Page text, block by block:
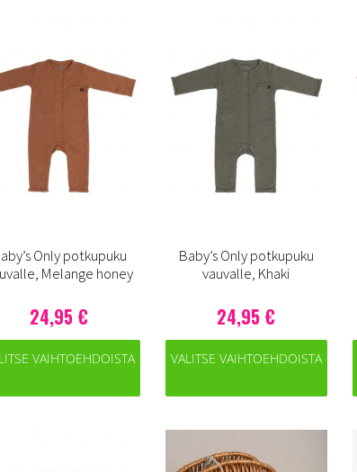
Only potkupuku
Melange honey
24,95 €
VAIHTOEHDOISTA
Baby’s Only potkupuku
vauvalle, Khaki
24,95 €
VALITSE VAIHTOEHDOISTA